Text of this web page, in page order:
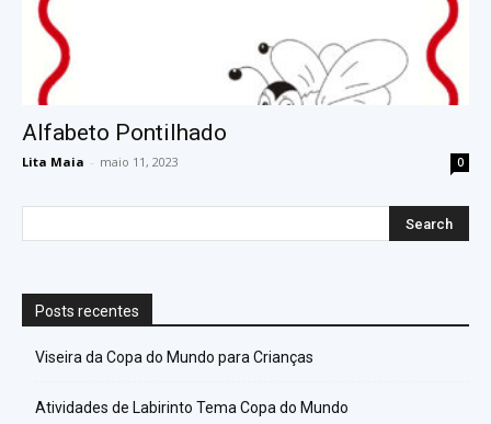
Alfabeto Pontilhado
Lita Maia - maio 11, 2023 0
Posts recentes
Viseira da Copa do Mundo para Crianças
Atividades de Labirinto Tema Copa do Mundo